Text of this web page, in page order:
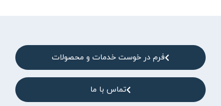
فرم در خوست خدمات و محصولات
تماس با ما